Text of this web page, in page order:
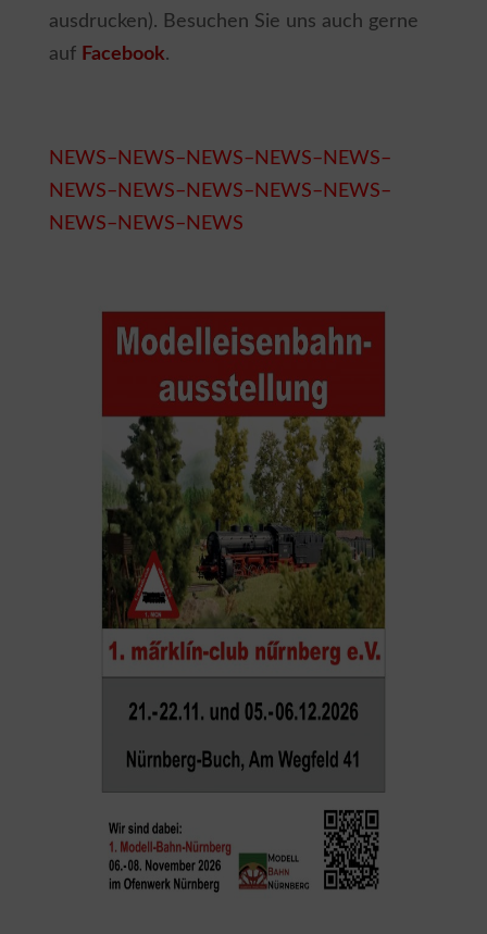
ausdrucken). Besuchen Sie uns auch gerne
auf Facebook.
NEWS–NEWS–NEWS–NEWS–NEWS–
NEWS–NEWS–NEWS–NEWS–NEWS–
NEWS–NEWS–NEWS